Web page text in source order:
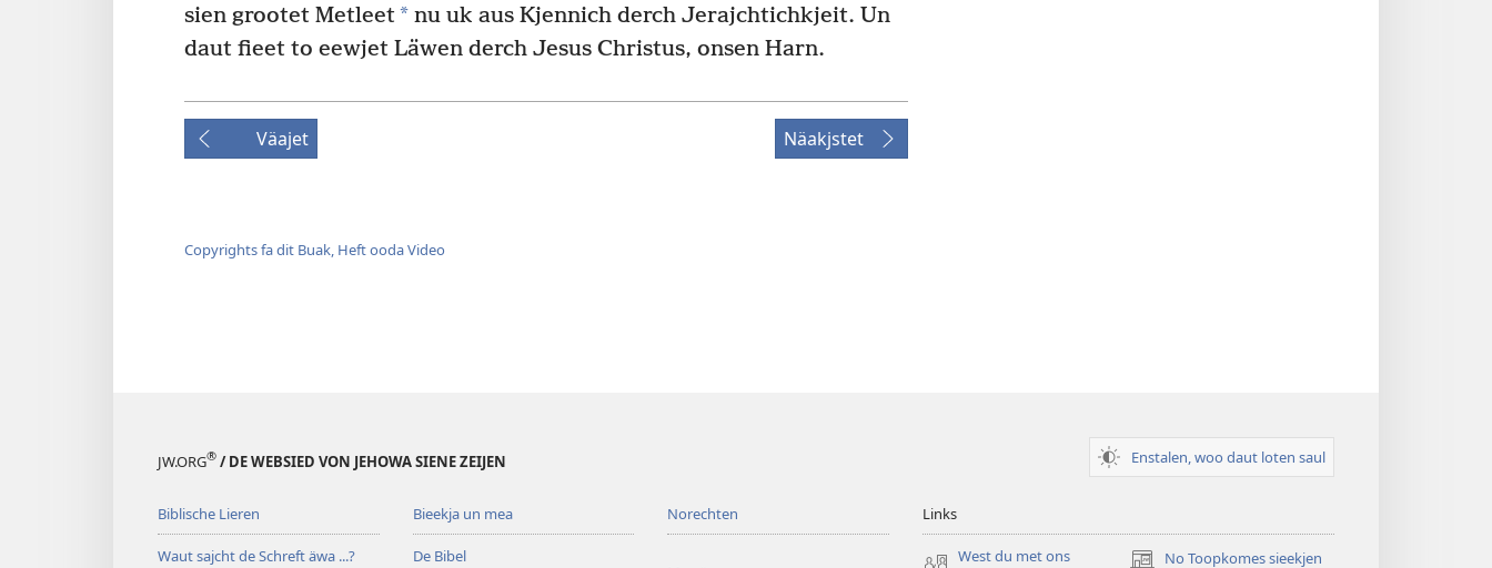
sien grootet Metleet* nu uk aus Kjennich derch Jerajchtichkjeit. Un
daut fieet to eewjet Läwen derch Jesus Christus, onsen Harn.
Väajet Näakjstet
Copyrights fa dit Buak, Heft ooda Video
JW.ORG® / DE WEBSIED VON JEHOWA SIENE ZEIJEN Enstalen, woo daut loten saul
Biblische Lieren
Waut sajcht de Schreft äwa ...?
Bieekja un mea
De Bibel
Norechten Links
West du met ons
No Toopkomes sieekjen